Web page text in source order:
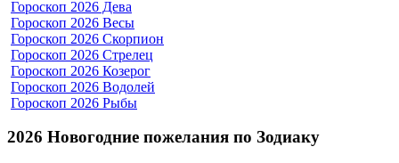
Гороскоп 2026 Дева
Гороскоп 2026 Весы
Гороскоп 2026 Скорпион
Гороскоп 2026 Стрелец
Гороскоп 2026 Козерог
Гороскоп 2026 Водолей
Гороскоп 2026 Рыбы
2026 Новогодние пожелания по Зодиаку